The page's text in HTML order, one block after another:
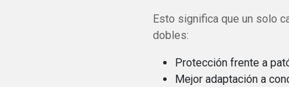
Esto significa que un solo
dobles:
Protección frente a
Mejor adaptación a